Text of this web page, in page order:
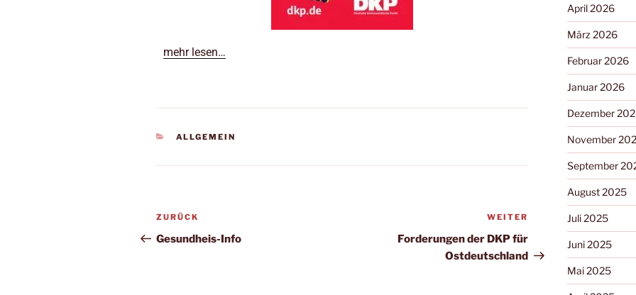
mehr lesen…
ALLGEMEIN
ZURÜCK
Gesundheis-Info
WEITER
Forderungen der DKP für
Ostdeutschland
April 2026
März 2026
Februar 2026
Januar 2026
Dezember
November
September
August 2025
Juli 2025
Juni 2025
Mai 2025